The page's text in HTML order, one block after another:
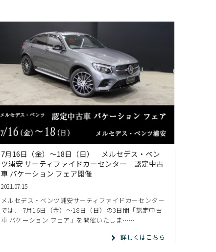
7月16日（金）～18日（日） メルセデス・ベン
ツ浦安 サーティファイドカーセンター 認定中古
車 バケーション フェア開催
2021.07.15
メルセデス・ベンツ浦安サーティファイドカーセンター
では、 7月16日（金）～18日（日）の3日間「認定中古
車 バケーション フェア」を開催いたしま……
詳しくはこちら